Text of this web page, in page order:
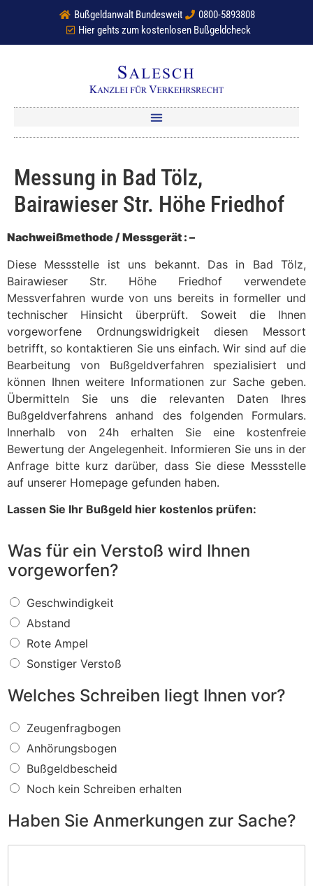
Bußgeldanwalt Bundesweit
0800-5893808
Hier gehts zum kostenlosen Bußgeldcheck
Messung in Bad Tölz,
Bairawieser Str. Höhe Friedhof
Nachweißmethode / Messgerät : –
Diese Messstelle ist uns bekannt. Das in Bad Tölz,
Bairawieser Str. Höhe Friedhof verwendete
Messverfahren wurde von uns bereits in formeller und
technischer Hinsicht überprüft. Soweit die Ihnen
vorgeworfene Ordnungswidrigkeit diesen Messort
betrifft, so kontaktieren Sie uns einfach. Wir sind auf die
Bearbeitung von Bußgeldverfahren spezialisiert und
können Ihnen weitere Informationen zur Sache geben.
Übermitteln Sie uns die relevanten Daten Ihres
Bußgeldverfahrens anhand des folgenden Formulars.
Innerhalb von 24h erhalten Sie eine kostenfreie
Bewertung der Angelegenheit. Informieren Sie uns in der
Anfrage bitte kurz darüber, dass Sie diese Messstelle
auf unserer Homepage gefunden haben.
Lassen Sie Ihr Bußgeld hier kostenlos prüfen:
Was für ein Verstoß wird Ihnen
vorgeworfen?
W
a
s
f
ü
r
i
V
e
r
s
t
o
ß
w
Geschwindigkeit
Abstand
Rote Ampel
Sonstiger Verstoß
Welches Schreiben liegt Ihnen vor?
W
e
c
h
e
S
Zeugenfragbogen
Anhörungsbogen
Bußgeldbescheid
Noch kein Schreiben erhalten
Haben Sie Anmerkungen zur Sache?